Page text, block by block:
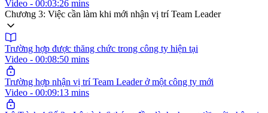
Video - 00:03:26 mins
Chương 3: Việc cần làm khi mới nhận vị trí Team Leader
Trường hợp được thăng chức trong công ty hiện tại
Video - 00:08:50 mins
Trường hợp nhận vị trí Team Leader ở một công ty mới
Video - 00:09:13 mins